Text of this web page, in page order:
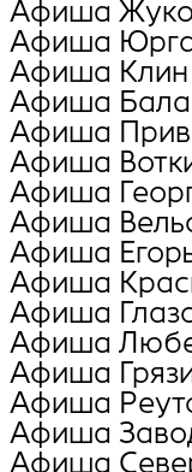
Афиша
Афиша
Афиша Клин
Афиша
Афиша
Афиша
Афиша
Афиша
Афиша
Афиша
Афиша
Афиша
Афиша
Афиша
Афиша
Афиша